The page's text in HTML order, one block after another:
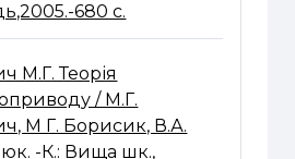
680 с.
М.Г. Теорія
/ М.Г.
М Г. Борисик, В.А.
-К.: Вища шк.,